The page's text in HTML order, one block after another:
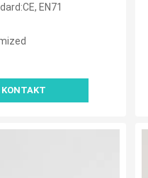
sensorisches
EN71
KONTAKT